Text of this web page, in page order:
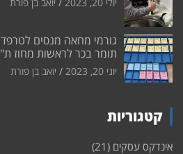
גורמי מחאה מנסים
תומר בכר לראשות מחוז
יוני 20, 2023 יואב בן פורת
קטגוריות
אינדקס עסקים (21)